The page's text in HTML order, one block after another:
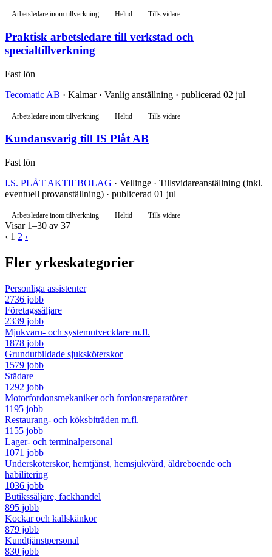
Arbetsledare inom tillverkning Heltid Tills vidare
Praktisk arbetsledare till verkstad och
specialtillverkning
Fast lön
Tecomatic AB · Kalmar · Vanlig anställning · publicerad 02 jul
Arbetsledare inom tillverkning Heltid Tills vidare
Kundansvarig till IS Plåt AB
Fast lön
I.S. PLÅT AKTIEBOLAG · Vellinge · Tillsvidareanställning (inkl.
eventuell provanställning) · publicerad 01 jul
Arbetsledare inom tillverkning Heltid Tills vidare
Visar 1–30 av 37
‹ 1 2 ›
Fler yrkeskategorier
Personliga assistenter
2736 jobb
Företagssäljare
2339 jobb
Mjukvaru- och systemutvecklare m.fl.
1878 jobb
Grundutbildade sjuksköterskor
1579 jobb
Städare
1292 jobb
Motorfordonsmekaniker och fordonsreparatörer
1195 jobb
Restaurang- och köksbiträden m.fl.
1155 jobb
Lager- och terminalpersonal
1071 jobb
Undersköterskor, hemtjänst, hemsjukvård, äldreboende och
habilitering
1036 jobb
Butikssäljare, fackhandel
895 jobb
Kockar och kallskänkor
879 jobb
Kundtjänstpersonal
830 jobb